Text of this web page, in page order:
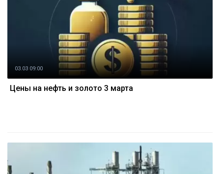
03.03 09:00
Цены на нефть и золото 3 марта